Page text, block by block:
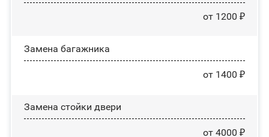
от 1200 ₽
Замена багажника
от 1400 ₽
Зaмeнa cтoйĸи двepи
от 4000 ₽